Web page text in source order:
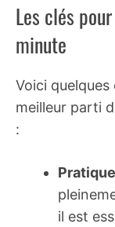
Les clés
minute
Voici
meilleur parti
:
il est